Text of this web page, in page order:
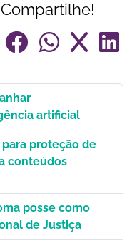
Compartilhe!
artificial
proteção de
conteúdos
posse como
de Justiça